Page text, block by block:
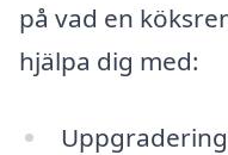
på vad en
hjälpa dig med: